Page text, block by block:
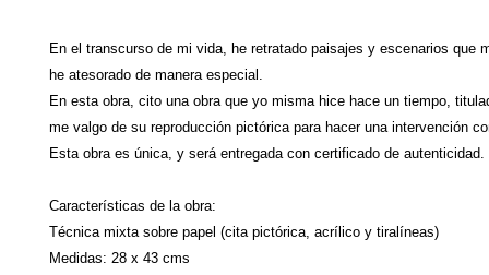
En el transcurso de mi vida, he retratado paisajes y escenarios que
he atesorado de manera especial.
En esta obra, cito una obra que yo misma hice hace un tiempo,
me valgo de su reproducción pictórica para hacer una intervención
Esta obra es única, y será entregada con certificado de autenticidad.
Características de la obra:
Técnica mixta sobre papel (cita pictórica, acrílico y tiralíneas)
Medidas: 28 x 43 cms